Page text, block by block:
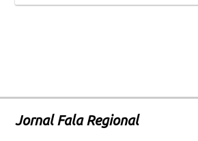
Jornal Fala Regional